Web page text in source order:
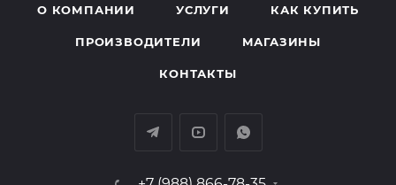
О КОМПАНИИ УСЛУГИ КАК КУПИТЬ
ПРОИЗВОДИТЕЛИ МАГАЗИНЫ
КОНТАКТЫ